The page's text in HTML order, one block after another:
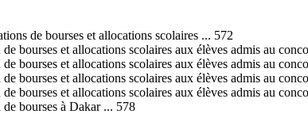
de bourses et allocations scolaires ... 572
bourses et allocations scolaires aux élèves admis au
bourses et allocations scolaires aux élèves admis au
bourses et allocations scolaires aux élèves admis au
bourses et allocations scolaires aux élèves admis au
bourses à Dakar ... 578